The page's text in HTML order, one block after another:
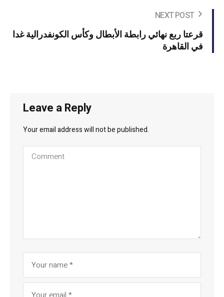
NEXT POST
قرعتا ربع نهائي رابطة الأبطال وكأس الكونفدرالية غدا
في القاهرة
Leave a Reply
Your email address will not be published.